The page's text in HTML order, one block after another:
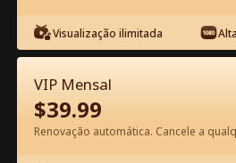
Visualização ilimitada
VIP Mensal
$39.99
Renovação automática. Cancele a